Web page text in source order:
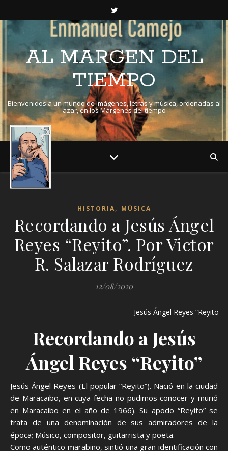
AL MARGEN DEL
TIEMPO
Bienvenidos a un mundo de imágenes, letras y música, ordenadas al
azar, en los Márgenes del tiempo
HISTORIA, MÚSICA
Recordando a Jesús Ángel
Reyes “Reyito”. Por Victor
R. Salazar Rodríguez
12/08/2020
Jesús Ángel Reyes “Reyito”
Recordando a Jesús
Ángel Reyes “Reyito”
Jesús Ángel Reyes (El popular “Reyito”). Nació en la ciudad
de Maracaibo, en cuya fecha no pudimos conocer y murió
en Maracaibo en el año de 1966). Su apodo “Reyito” se
trata de una denominación de sus admiradores de la
época; Músico, compositor, guitarrista y poeta.
Como auténtico marabino, sintió una gran identificación con